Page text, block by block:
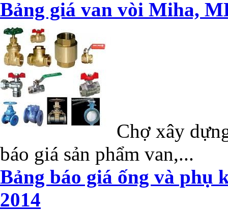
Bảng giá van vòi Miha,
Chợ xây
báo giá sản phẩm van,...
Bảng báo giá ống và phụ
2014